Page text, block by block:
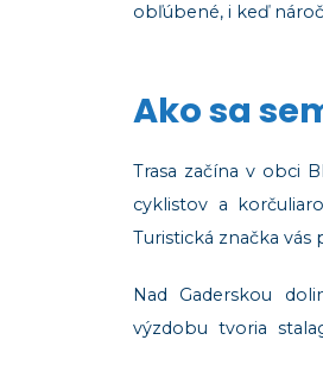
obľúbené, i keď
Ako sa
Trasa začína v obci
cyklistov a
Turistická značka
Nad Gaderskou
výzdobu tvoria